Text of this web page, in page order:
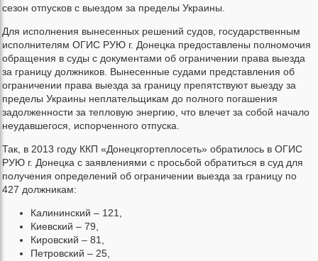
сезон отпусков с выездом за пределы Украины.
Для исполнения вынесенных решений судов, государственным
исполнителям ОГИС РУЮ г. Донецка предоставлены полномочия
обращения в суды с документами об ограничении права выезда
за границу должников. Вынесенные судами представления об
ограничении права выезда за границу препятствуют выезду за
пределы Украины неплательщикам до полного погашения
задолженности за тепловую энергию, что влечет за собой начало
неудавшегося, испорченного отпуска.
Так, в 2013 году ККП «Донецкгортеплосеть» обратилось в ОГИС
РУЮ г. Донецка с заявлениями с просьбой обратиться в суд для
получения определений об ограничении выезда за границу по
427 должникам:
Калининский – 121,
Киевский – 79,
Кировский – 81,
Петровский – 25,